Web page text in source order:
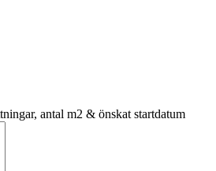
antal m2 & önskat startdatum